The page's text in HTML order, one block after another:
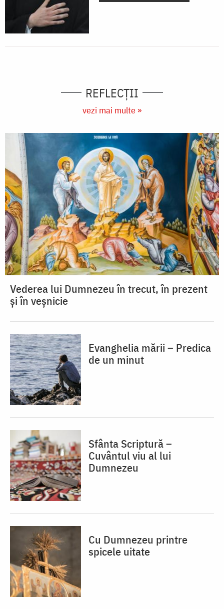
REFLECȚII
vezi mai multe »
Vederea lui Dumnezeu în trecut, în prezent
și în veșnicie
Evanghelia mării – Predica
de un minut
Sfânta Scriptură –
Cuvântul viu al lui
Dumnezeu
Cu Dumnezeu printre
spicele uitate